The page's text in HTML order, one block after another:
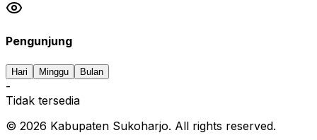
Pengunjung
Hari Minggu Bulan
-
Tidak tersedia
© 2026 Kabupaten Sukoharjo. All rights reserved.